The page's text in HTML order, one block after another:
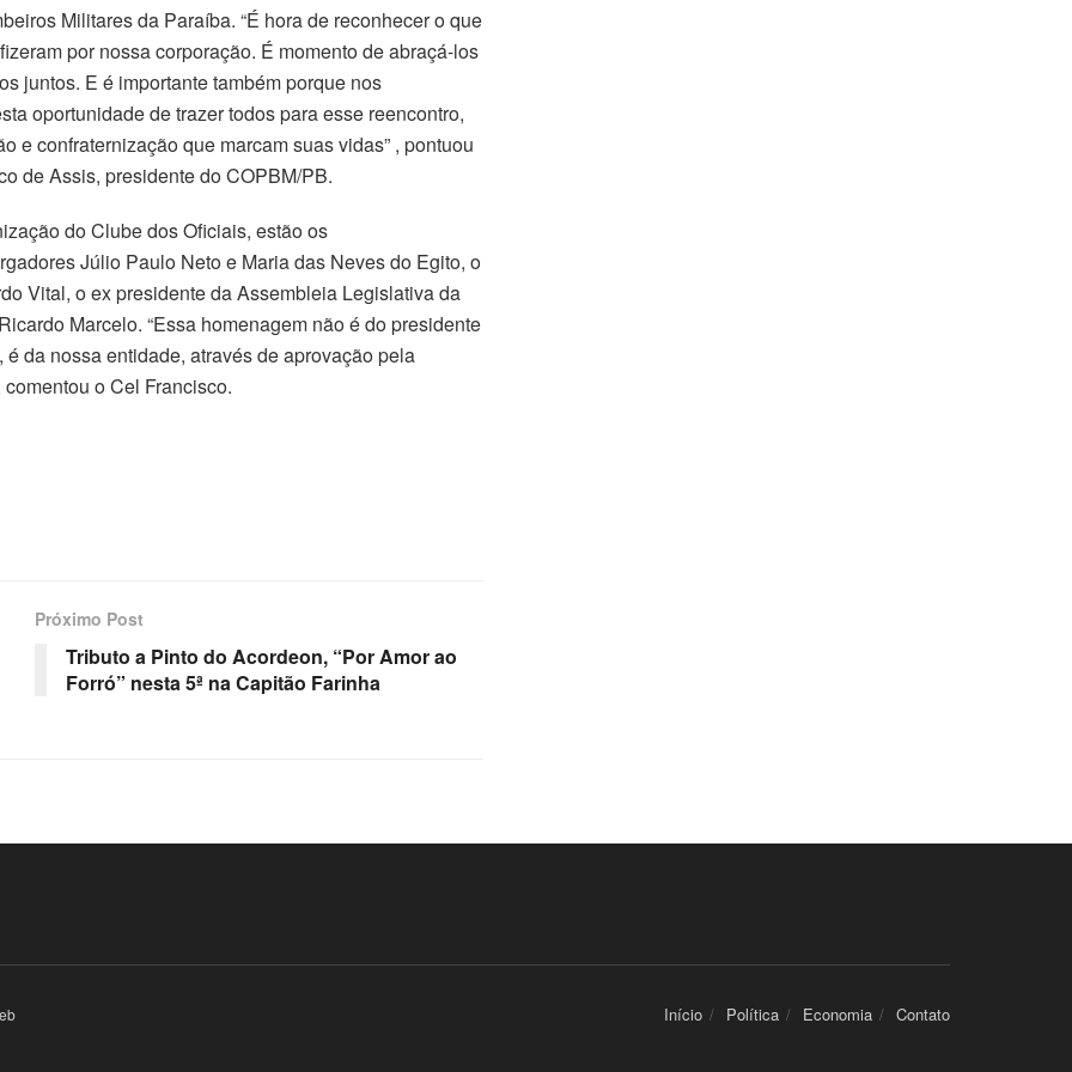
Militares da Paraíba. “É hora de reconhecer o que
por nossa corporação. É momento de abraçá-los
juntos. E é importante também porque nos
oportunidade de trazer todos para esse reencontro,
e confraternização que marcam suas vidas” , pontuou
de Assis, presidente do COPBM/PB.
do Clube dosOficiais, estão os
Júlio Paulo Neto e Maria das Neves do Egito, o
Vital, o ex presidente da Assembleia Legislativa da
Marcelo. “Essa homenagem não é do presidente
é da nossa entidade, através de aprovação pela
comentou o Cel Francisco.
Próximo Post
Tributo a Pinto do Acordeon, “Por Amor ao
Forró” nesta 5ª na Capitão Farinha
Início Política Economia Contato